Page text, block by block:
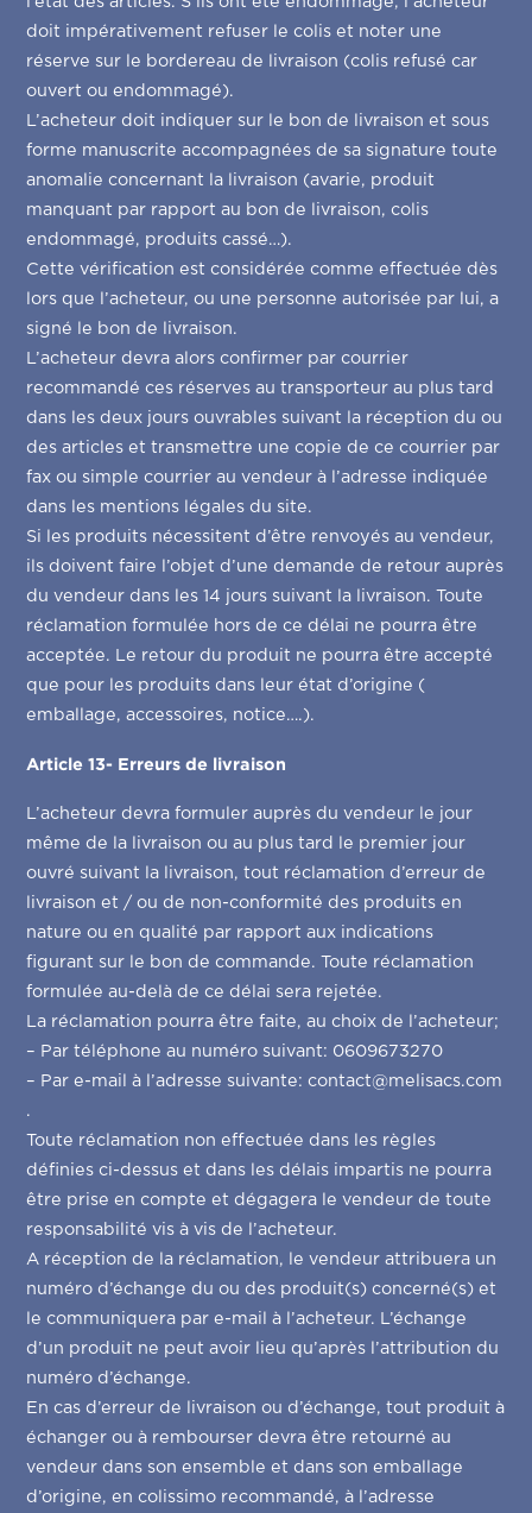
Contact
doit impérativement refuser le colis et noter une
réserve sur le bordereau de livraison (colis refusé car
ouvert ou endommagé).
L’acheteur doit indiquer sur le bon de livraison et sous
forme manuscrite accompagnées de sa signature toute
anomalie concernant la livraison (avarie, produit
manquant par rapport au bon de livraison, colis
endommagé, produits cassé…).
Cette vérification est considérée comme effectuée dès
lors que l’acheteur, ou une personne autorisée par lui, a
signé le bon de livraison.
L’acheteur devra alors confirmer par courrier
recommandé ces réserves au transporteur au plus tard
dans les deux jours ouvrables suivant la réception du ou
des articles et transmettre une copie de ce courrier par
fax ou simple courrier au vendeur à l’adresse indiquée
dans les mentions légales du site.
Si les produits nécessitent d’être renvoyés au vendeur,
ils doivent faire l’objet d’une demande de retour auprès
du vendeur dans les 14 jours suivant la livraison. Toute
réclamation formulée hors de ce délai ne pourra être
acceptée. Le retour du produit ne pourra être accepté
que pour les produits dans leur état d’origine (
emballage, accessoires, notice….).
Article 13- Erreurs de livraison
L’acheteur devra formuler auprès du vendeur le jour
même de la livraison ou au plus tard le premier jour
ouvré suivant la livraison, tout réclamation d’erreur de
livraison et / ou de non-conformité des produits en
nature ou en qualité par rapport aux indications
figurant sur le bon de commande. Toute réclamation
formulée au-delà de ce délai sera rejetée.
La réclamation pourra être faite, au choix de l’acheteur;
– Par téléphone au numéro suivant: 0609673270
– Par e-mail à l’adresse suivante: contact@melisacs.com
.
Toute réclamation non effectuée dans les règles
définies ci-dessus et dans les délais impartis ne pourra
être prise en compte et dégagera le vendeur de toute
responsabilité vis à vis de l’acheteur.
A réception de la réclamation, le vendeur attribuera un
numéro d’échange du ou des produit(s) concerné(s) et
le communiquera par e-mail à l’acheteur. L’échange
d’un produit ne peut avoir lieu qu’après l’attribution du
numéro d’échange.
En cas d’erreur de livraison ou d’échange, tout produit à
échanger ou à rembourser devra être retourné au
vendeur dans son ensemble et dans son emballage
d’origine, en colissimo recommandé, à l’adresse